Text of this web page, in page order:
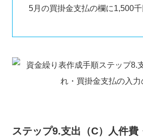
5月の買掛金支払の欄に1,500千
ステップ9.支出（C）人件費